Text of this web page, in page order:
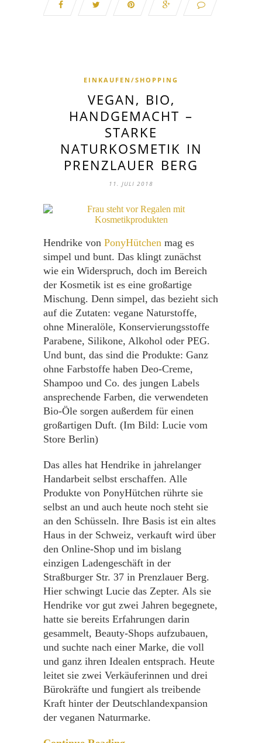
EINKAUFEN/SHOPPING
VEGAN, BIO,
HANDGEMACHT –
STARKE
NATURKOSMETIK IN
PRENZLAUER BERG
11. JULI 2018
Hendrike von PonyHütchen mag es
simpel und bunt. Das klingt zunächst
wie ein Widerspruch, doch im Bereich
der Kosmetik ist es eine großartige
Mischung. Denn simpel, das bezieht sich
auf die Zutaten: vegane Naturstoffe,
ohne Mineralöle, Konservierungsstoffe
Parabene, Silikone, Alkohol oder PEG.
Und bunt, das sind die Produkte: Ganz
ohne Farbstoffe haben Deo-Creme,
Shampoo und Co. des jungen Labels
ansprechende Farben, die verwendeten
Bio-Öle sorgen außerdem für einen
großartigen Duft. (Im Bild: Lucie vom
Store Berlin)
Das alles hat Hendrike in jahrelanger
Handarbeit selbst erschaffen. Alle
Produkte von PonyHütchen rührte sie
selbst an und auch heute noch steht sie
an den Schüsseln. Ihre Basis ist ein altes
Haus in der Schweiz, verkauft wird über
den Online-Shop und im bislang
einzigen Ladengeschäft in der
Straßburger Str. 37 in Prenzlauer Berg.
Hier schwingt Lucie das Zepter. Als sie
Hendrike vor gut zwei Jahren begegnete,
hatte sie bereits Erfahrungen darin
gesammelt, Beauty-Shops aufzubauen,
und suchte nach einer Marke, die voll
und ganz ihren Idealen entsprach. Heute
leitet sie zwei Verkäuferinnen und drei
Bürokräfte und fungiert als treibende
Kraft hinter der Deutschlandexpansion
der veganen Naturmarke.